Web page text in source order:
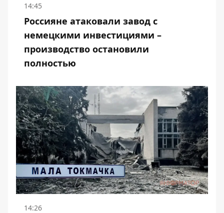
14:45
Россияне атаковали завод с
немецкими инвестициями –
производство остановили
полностью
14:26